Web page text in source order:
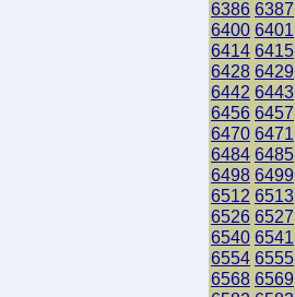
6386 6387
6400 6401
6414 6415
6428 6429
6442 6443
6456 6457
6470 6471
6484 6485
6498 6499
6512 6513
6526 6527
6540 6541
6554 6555
6568 6569